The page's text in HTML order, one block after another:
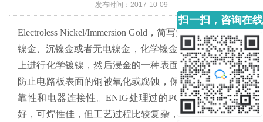
发布时间：2017-10-09
Electroless Nickel/Immersion Gold，简写为ENIG，又称化
镍金、沉镍金或者无电镍金，化学镍金,是指在PCB裸铜
上进行化学镀镍，然后浸金的一种表面处理工艺，用来
防止电路板表面的铜被氧化或腐蚀，保证焊接部位的可
靠性和电器连接性。ENIG处理过的PCB表面共面性很
好，可焊性佳，但工艺过程比较复杂，必须严格控制工
扫一扫，咨询在线
客服